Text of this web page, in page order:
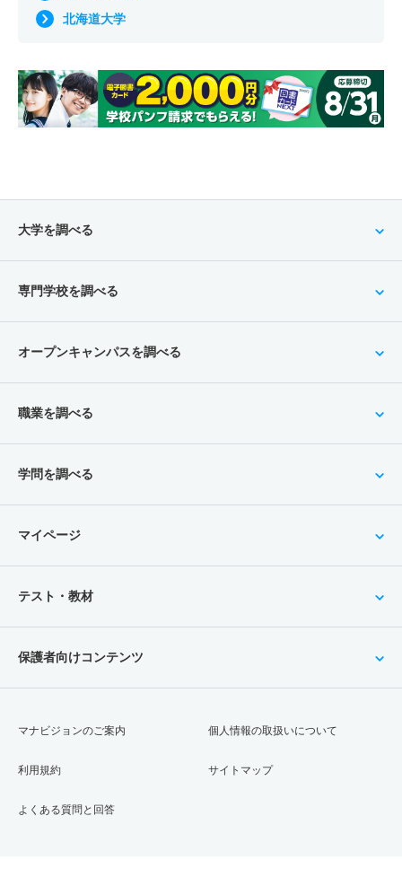
北海道大学
大学を調べる
専門学校を調べる
オープンキャンパスを調べる
職業を調べる
学問を調べる
マイページ
テスト・教材
保護者向けコンテンツ
マナビジョンのご案内
利用規約
よくある質問と回答
個人情報の取扱いについて
サイトマップ